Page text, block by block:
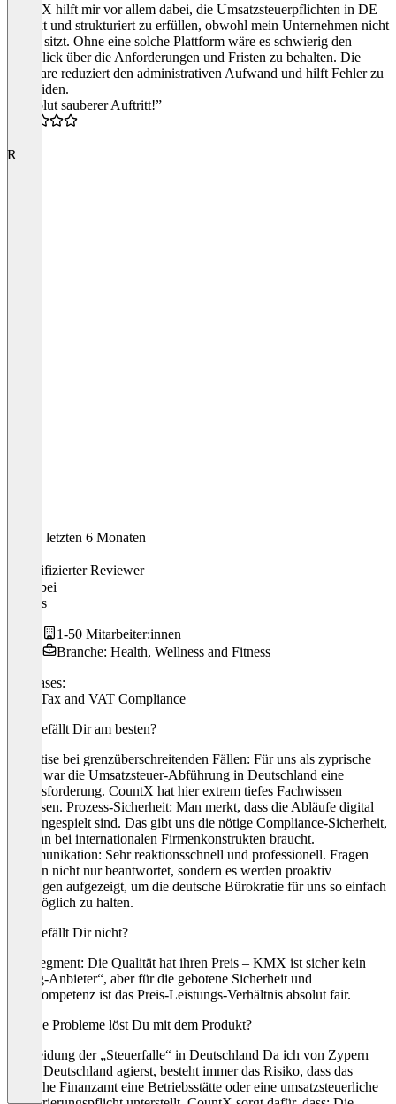
CountX hilft mir vor allem dabei, die Umsatzsteuerpflichten in DE
korrekt und strukturiert zu erfüllen, obwohl mein Unternehmen nicht
in DE sitzt. Ohne eine solche Plattform wäre es schwierig den
Überblick über die Anforderungen und Fristen zu behalten. Die
Software reduziert den administrativen Aufwand und hilft Fehler zu
vermeiden.
“Absolut sauberer Auftritt!”
R
In den letzten 6 Monaten
Verifizierter Reviewer
bei
Sniffys
1-50 Mitarbeiter:innen
Branche: Health, Wellness and Fitness
Use cases:
Sales Tax and VAT Compliance
Was gefällt Dir am besten?
Expertise bei grenzüberschreitenden Fällen: Für uns als zyprische
Firma war die Umsatzsteuer-Abführung in Deutschland eine
Herausforderung. CountX hat hier extrem tiefes Fachwissen
bewiesen. Prozess-Sicherheit: Man merkt, dass die Abläufe digital
und eingespielt sind. Das gibt uns die nötige Compliance-Sicherheit,
die man bei internationalen Firmenkonstrukten braucht.
Kommunikation: Sehr reaktionsschnell und professionell. Fragen
werden nicht nur beantwortet, sondern es werden proaktiv
Lösungen aufgezeigt, um die deutsche Bürokratie für uns so einfach
wie möglich zu halten.
Was gefällt Dir nicht?
Preissegment: Die Qualität hat ihren Preis – KMX ist sicher kein
„Billig-Anbieter“, aber für die gebotene Sicherheit und
Fachkompetenz ist das Preis-Leistungs-Verhältnis absolut fair.
Welche Probleme löst Du mit dem Produkt?
Vermeidung der „Steuerfalle“ in Deutschland Da ich von Zypern
aus in Deutschland agierst, besteht immer das Risiko, dass das
deutsche Finanzamt eine Betriebsstätte oder eine umsatzsteuerliche